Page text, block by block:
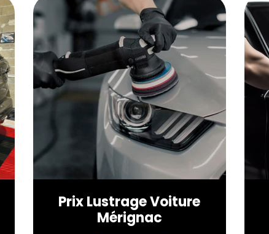
Prix Lustrage Voiture
Mérignac